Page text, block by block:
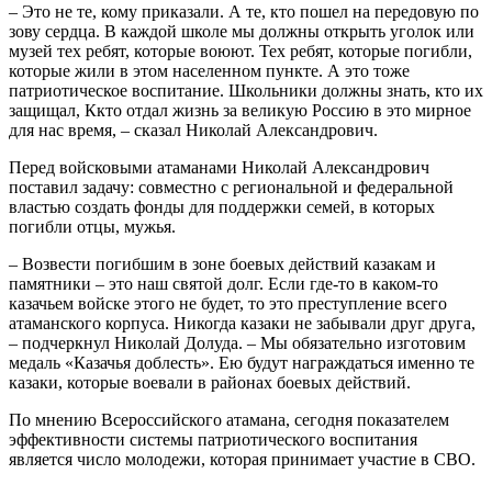
– Это не те, кому приказали. А те, кто пошел на передовую по
зову сердца. В каждой школе мы должны открыть уголок или
музей тех ребят, которые воюют. Тех ребят, которые погибли,
которые жили в этом населенном пункте. А это тоже
патриотическое воспитание. Школьники должны знать, кто их
защищал, Ккто отдал жизнь за великую Россию в это мирное
для нас время, – сказал Николай Александрович.
Перед войсковыми атаманами Николай Александрович
поставил задачу: совместно с региональной и федеральной
властью создать фонды для поддержки семей, в которых
погибли отцы, мужья.
– Возвести погибшим в зоне боевых действий казакам и
памятники – это наш святой долг. Если где-то в каком-то
казачьем войске этого не будет, то это преступление всего
атаманского корпуса. Никогда казаки не забывали друг друга,
– подчеркнул Николай Долуда. – Мы обязательно изготовим
медаль «Казачья доблесть». Ею будут награждаться именно те
казаки, которые воевали в районах боевых действий.
По мнению Всероссийского атамана, сегодня показателем
эффективности системы патриотического воспитания
является число молодежи, которая принимает участие в СВО.